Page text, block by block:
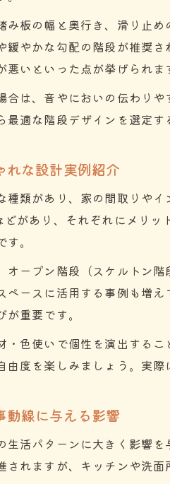
注文
注文
注文
注文
注文
み板の幅と奥行き、滑り止
やかな勾配の階段が推奨
いといった点が挙げられま
合は、音やにおいの伝わり
適な階段デザインを選定す
れな設計実例紹介
種類があり、家の間取りや
があり、それぞれにメリ
。
ープン階段（スケルトン
ペースに活用する事例も増
重要です。
・色使いで個性を演出する
由度を楽しみましょう。実
動線に与える影響
生活パターンに大きく影響
れますが、キッチンや洗